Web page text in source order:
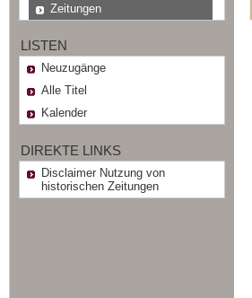
Zeitungen
LISTEN
Neuzugänge
Alle Titel
Kalender
DIREKTE LINKS
Disclaimer Nutzung von
historischen Zeitungen